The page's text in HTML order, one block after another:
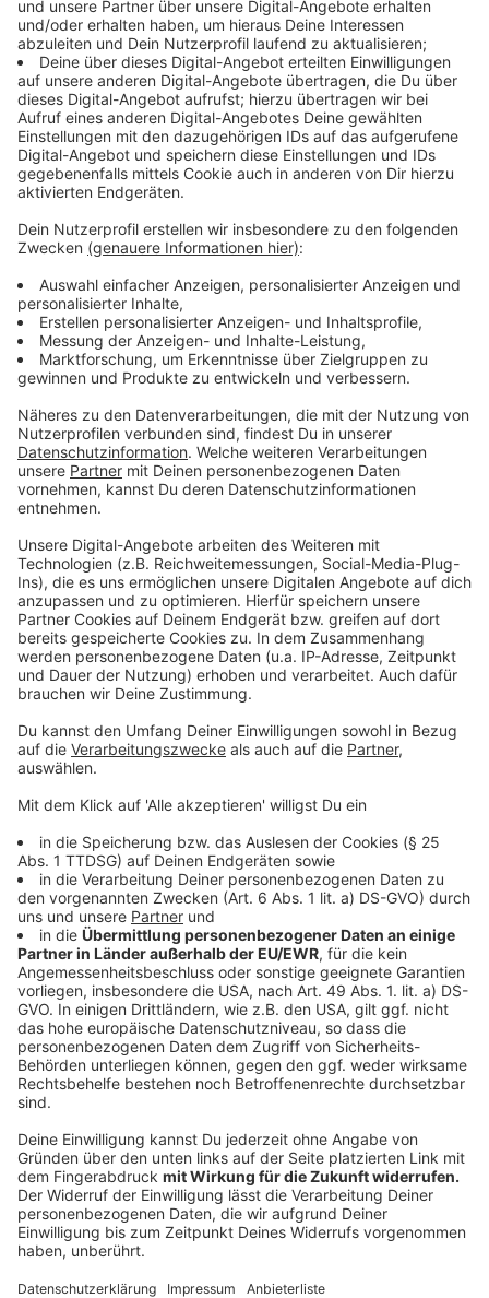
sogar zehn Gäste - zu beschränken. NRW-
Ministerpräsident Armin Laschet (CDU) betonte, dass
diese Verschärfung nicht ab sofort überall und
automatisch gilt, sondern erst dann wenn die Zahl der
Neuinfektionen von 35 pro 100.000 Einwohner
überschritten wird. Bei 50 Neuinfektionen pro 100.000
Einwohner, das gilt zum Beispiel für Hamm, gelten die
verschärften Regeln. Diese sollen aber auch nur in der
betroffenen Stadt beziehungsweise dem Landkreis
durchgesetzt werden.
Anzeige
Neues Bußgeld für "Donald Duck"
Anzeige
Es ist auch ein neues Bußgeld beschlossen worden -
von mindestens 250 Euro. Diese Summe ist immer
dann fällig, wenn sich jemand in einem Restaurant oder
in der Kneipe mit einem falschen Namen einträgt.
Beliebt sind “Donald Duck” oder “Superman”. Wenn es
nach dem Bund geht, dann muss der Wirt das Bußgeld
zahlen. Weil auch der Betreiber einer Gaststätte oder
eines Restaurants Verantwortung trägt, sagt Kanzlerin
Merkel. Die Landesregierung hat festgelegt, dass 250
diese Personen müssen es auch selbst bezahlen.
Gesundheitsminister Karl-Josef Laumann kündigte an,
dass es Kontrollen geben werde.
Anzeige
Weihnachtsmärkte unter Auflagen - Sonntags
dürfen Geschäfte öffnen
Anzeige
Außerdem verkündete Laumann einen Tag vor Ablauf
der alten Coronaschutzverordnung (30. September),
dass es weitere Maßnahmen gebe, die in der neuen
Verordnung vom 1. Oktober an geben werde:
In der Adventszeit dürfenGeschäfte in NRW
sonntags von 13 bis 18 Uhröffnen. Damit solle
das Gedränge in Fußgängerzonen an den
Adventssamstagen entzerrt werden, so Laumann.
Es handele sich um eine einmalige Maßnahme in